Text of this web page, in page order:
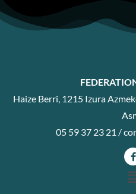
Haize Berri, 1215 Izura
05 59 37 23 21 /